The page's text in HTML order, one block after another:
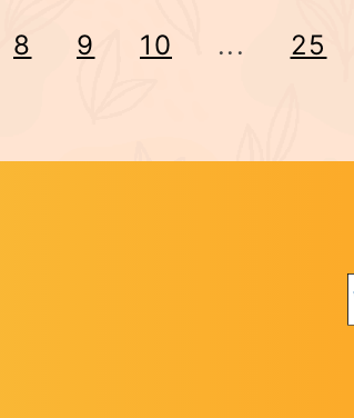
8 9 10 ... 25